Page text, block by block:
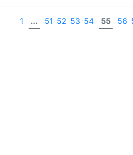
1 ... 51 52 53 54 55 56